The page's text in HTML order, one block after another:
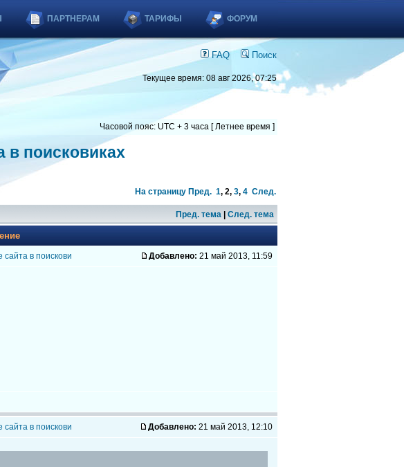
ПАРТНЕРАМ ТАРИФЫ ФОРУМ
FAQ Поиск
Текущее время: 08 авг 2026, 07:25
Часовой пояс: UTC + 3 часа [ Летнее время ]
в поисковиках
На страницу Пред. 1, 2, 3, 4 След.
Пред. тема След. тема
в поискови Добавлено: 21 май 2013, 11:59
в поискови Добавлено: 21 май 2013, 12:10